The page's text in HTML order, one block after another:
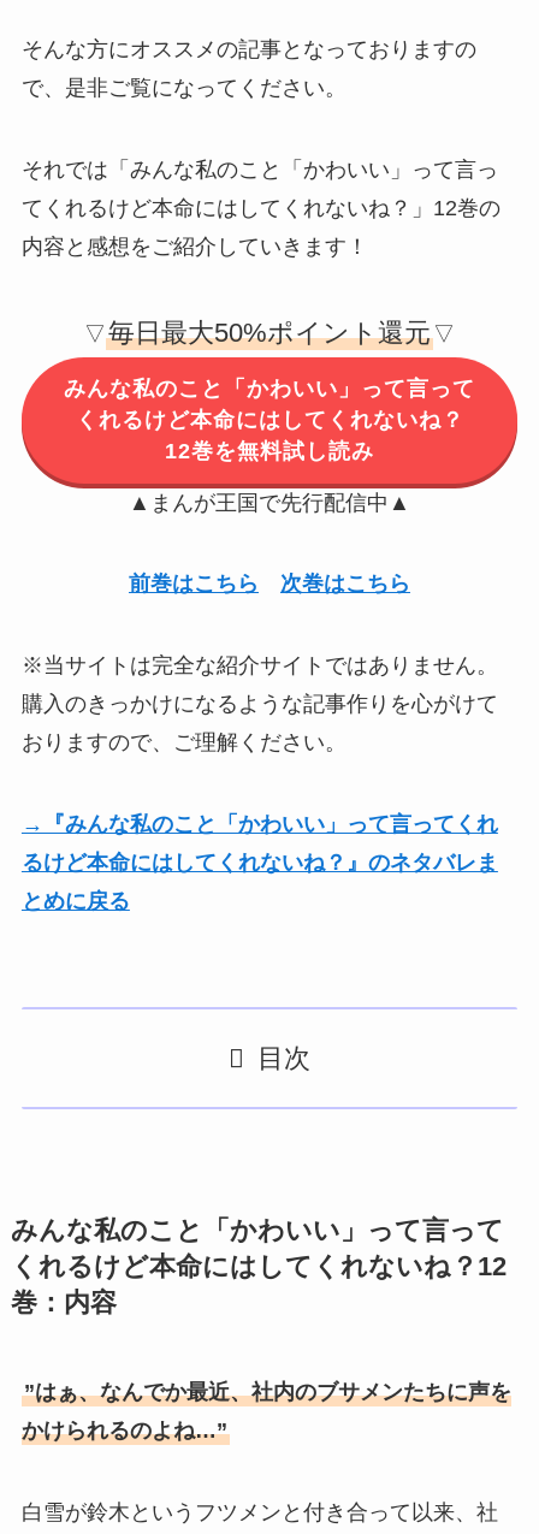
そんな方にオススメの記事となっておりますの
で、是非ご覧になってください。
それでは「みんな私のこと「かわいい」って言っ
てくれるけど本命にはしてくれないね？」12巻の
内容と感想をご紹介していきます！
▽ 毎日最大50%ポイント還元 ▽
みんな私のこと「かわいい」って言って
くれるけど本命にはしてくれないね？
12巻を無料試し読み
▲まんが王国で先行配信中▲
前巻はこちら 次巻はこちら
※当サイトは完全な紹介サイトではありません。
購入のきっかけになるような記事作りを心がけて
おりますので、ご理解ください。
→『みんな私のこと「かわいい」って言ってくれ
るけど本命にはしてくれないね？』のネタバレま
とめに戻る
目次
みんな私のこと「かわいい」って言って
くれるけど本命にはしてくれないね？12
巻：内容
”はぁ、なんでか最近、社内のブサメンたちに声を
かけられるのよね…”
白雪が鈴木というフツメンと付き合って以来、社